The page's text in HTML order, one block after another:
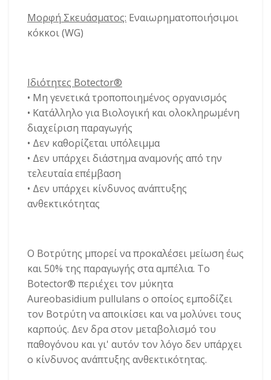
Μορφή Σκευάσματος: Εναιωρηματοποιήσιμοι
κόκκοι (WG)
Ιδιότητες Botector®
• Μη γενετικά τροποποιημένος οργανισμός
• Κατάλληλο για Βιολογική και ολοκληρωμένη
διαχείριση παραγωγής
• Δεν καθορίζεται υπόλειμμα
• Δεν υπάρχει διάστημα αναμονής από την
τελευταία επέμβαση
• Δεν υπάρχει κίνδυνος ανάπτυξης
ανθεκτικότητας
Ο Βοτρύτης μπορεί να προκαλέσει μείωση έως
και 50% της παραγωγής στα αμπέλια. Το
Botector® περιέχει τον μύκητα
Aureobasidium pullulans ο οποίος εμποδίζει
τον Βοτρύτη να αποικίσει και να μολύνει τους
καρπούς. Δεν δρα στον μεταβολισμό του
παθογόνου και γι' αυτόν τον λόγο δεν υπάρχει
ο κίνδυνος ανάπτυξης ανθεκτικότητας.